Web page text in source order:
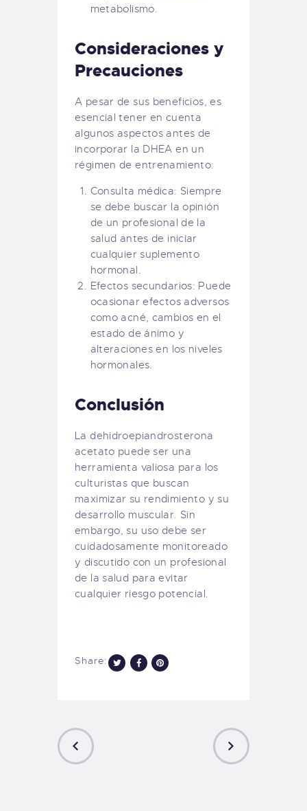
metabolismo.
Consideraciones y
Precauciones
A pesar de sus beneficios, es
esencial tener en cuenta
algunos aspectos antes de
incorporar la DHEA en un
régimen de entrenamiento:
Consulta médica: Siempre
se debe buscar la opinión
de un profesional de la
salud antes de iniciar
cualquier suplemento
hormonal.
Efectos secundarios: Puede
ocasionar efectos adversos
como acné, cambios en el
estado de ánimo y
alteraciones en los niveles
hormonales.
Conclusión
La dehidroepiandrosterona
acetato puede ser una
herramienta valiosa para los
culturistas que buscan
maximizar su rendimiento y su
desarrollo muscular. Sin
embargo, su uso debe ser
cuidadosamente monitoreado
y discutido con un profesional
de la salud para evitar
cualquier riesgo potencial.
Share:
Post
navigation